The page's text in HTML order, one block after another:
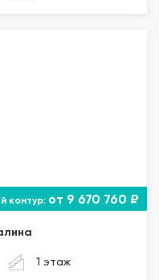
от 9 670 760 ₽
1 этаж